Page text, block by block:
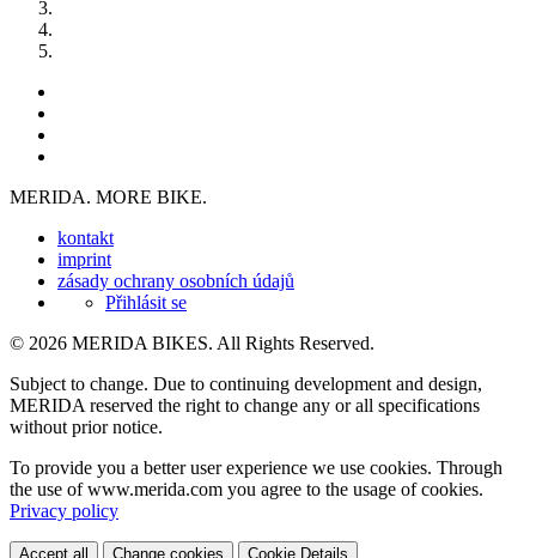
MERIDA. MORE BIKE.
kontakt
imprint
zásady ochrany osobních údajů
Přihlásit se
© 2026 MERIDA BIKES. All Rights Reserved.
Subject to change. Due to continuing development and design,
MERIDA reserved the right to change any or all specifications
without prior notice.
To provide you a better user experience we use cookies. Through
the use of www.merida.com you agree to the usage of cookies.
Privacy policy
Accept all Change cookies Cookie Details